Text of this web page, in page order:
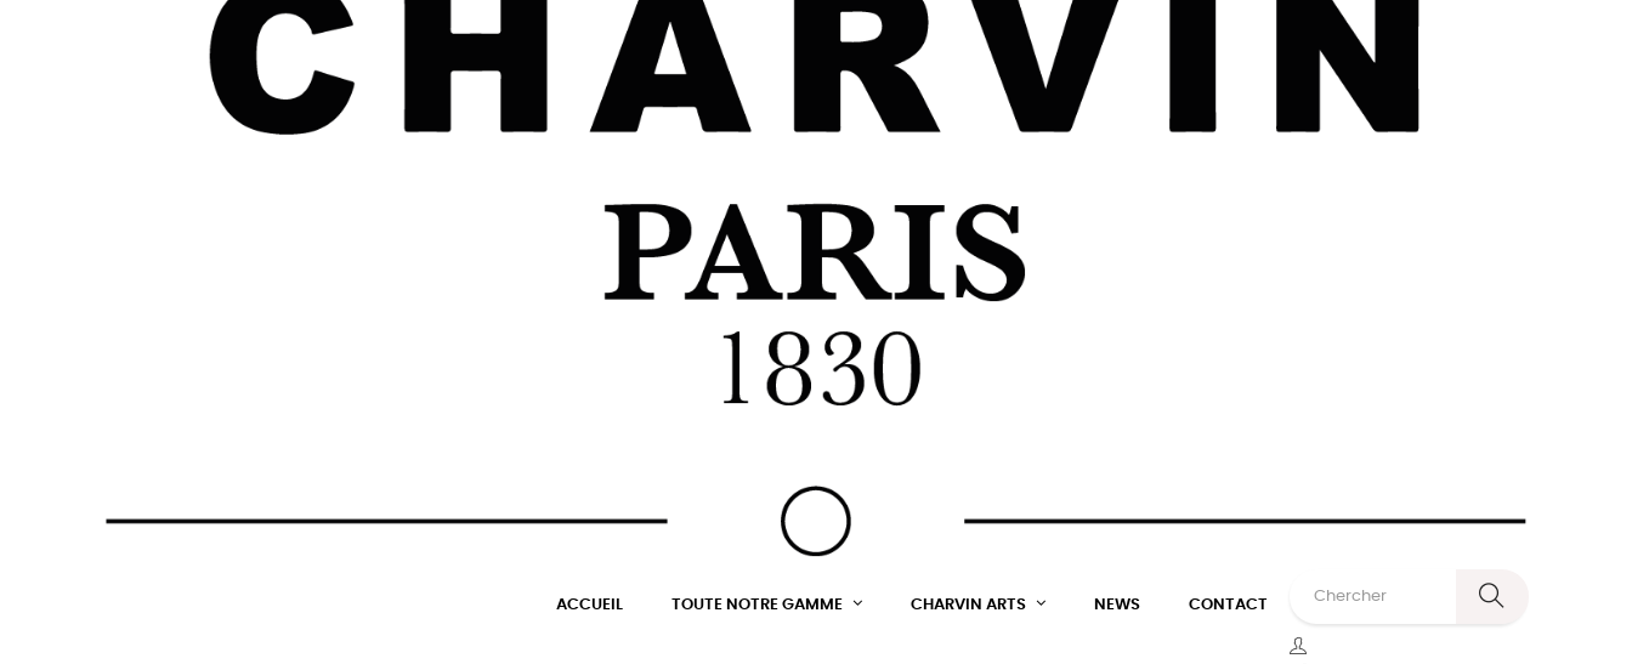
ACCUEIL TOUTE NOTRE GAMME CHARVIN ARTS NEWS CONTACT